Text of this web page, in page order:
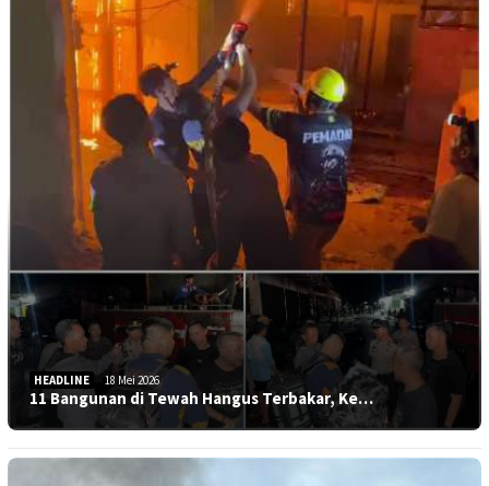
HEADLINE 18 Mei 2026
11 Bangunan di Tewah Hangus Terbakar, Ke…